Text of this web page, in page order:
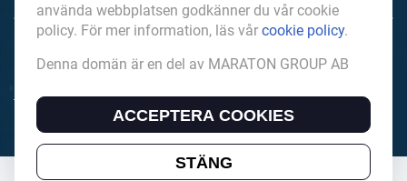
NorrbottensNaringsliv.se är en del av mediakoncernen
tidningsvarumärken i Europa.
använda webbplatsen godkänner du vår cookie
policy. För mer information, läs vår cookie policy.
Denna domän är en del av MARATON GROUP AB
ACCEPTERA COOKIES
STÄNG